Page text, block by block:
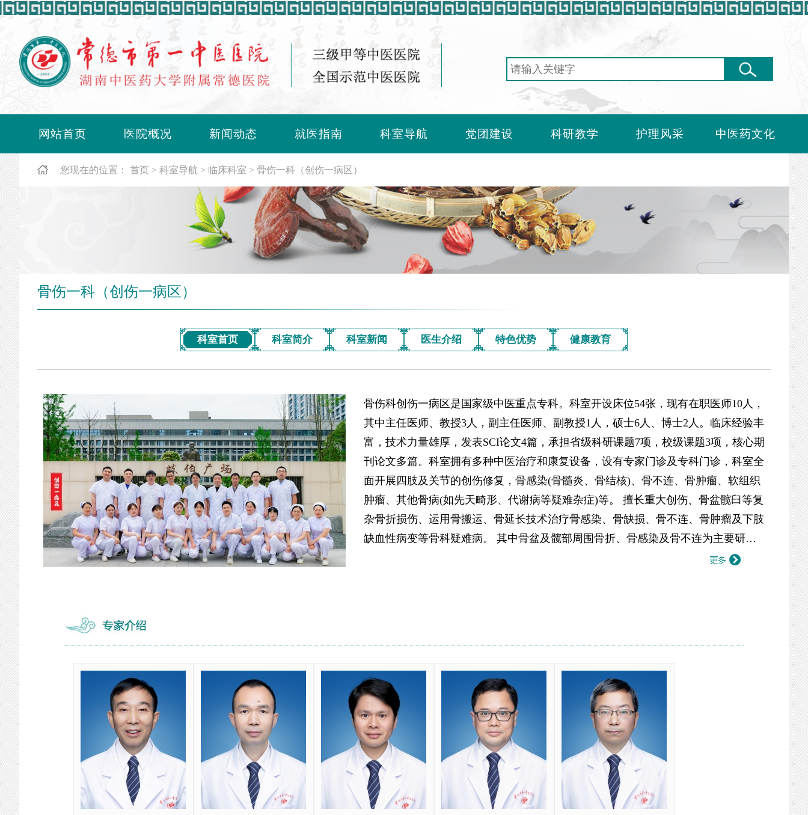
网站首页 医院概况 新闻动态 就医指南 科室导航 党团建设 科研教学 护理风采 中医药文化
您现在的位置： 首页 科室导航 临床科室 骨伤一科（创伤一病区）
骨伤一科（创伤一病区）
科室首页 科室简介 科室新闻 医生介绍 特色优势 健康教育
骨伤科创伤一病区是国家级中医重点专科。科室开设床位54张，现有在职医师10人，
其中主任医师、教授3人，副主任医师、副教授1人，硕士6人、博士2人。临床经验丰
富，技术力量雄厚，发表SCI论文4篇，承担省级科研课题7项，校级课题3项，核心期
刊论文多篇。科室拥有多种中医治疗和康复设备，设有专家门诊及专科门诊，科室全
面开展四肢及关节的创伤修复，骨感染(骨髓炎、骨结核)、骨不连、骨肿瘤、软组织
肿瘤、其他骨病(如先天畸形、代谢病等疑难杂症)等。 擅长重大创伤、骨盆髋臼等复
杂骨折损伤、运用骨搬运、骨延长技术治疗骨感染、骨缺损、骨不连、骨肿瘤及下肢
缺血性病变等骨科疑难病。 其中骨盆及髋部周围骨折、骨感染及骨不连为主要研究
方向，采用中西医结合的治疗方式，涵盖手术、正骨手法、小夹板、口服汤剂、中成